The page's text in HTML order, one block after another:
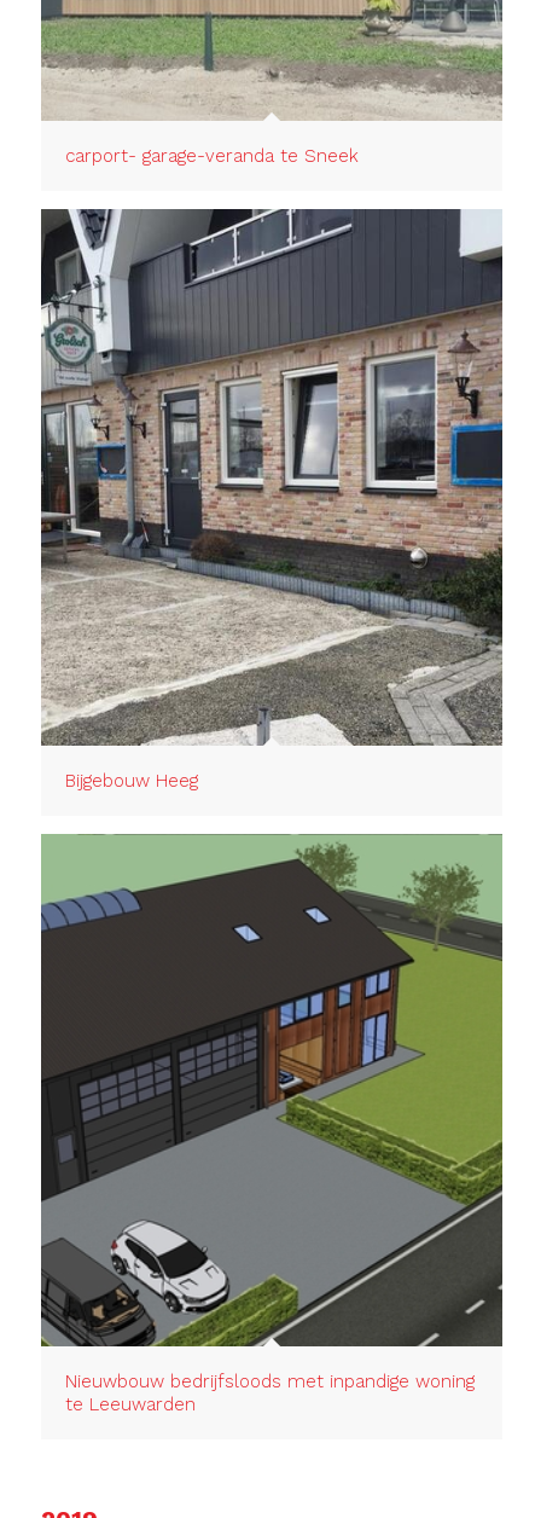
carport- garage-veranda te Sneek
Bijgebouw Heeg
Nieuwbouw bedrijfsloods met inpandige woning
te Leeuwarden